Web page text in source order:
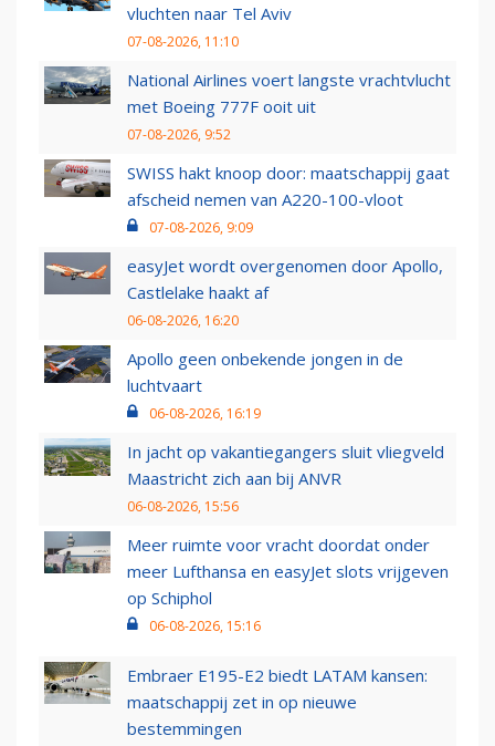
vluchten naar Tel Aviv
07-08-2026, 11:10
National Airlines voert langste vrachtvlucht
met Boeing 777F ooit uit
07-08-2026, 9:52
SWISS hakt knoop door: maatschappij gaat
afscheid nemen van A220-100-vloot
07-08-2026, 9:09
easyJet wordt overgenomen door Apollo,
Castlelake haakt af
06-08-2026, 16:20
Apollo geen onbekende jongen in de
luchtvaart
06-08-2026, 16:19
In jacht op vakantiegangers sluit vliegveld
Maastricht zich aan bij ANVR
06-08-2026, 15:56
Meer ruimte voor vracht doordat onder
meer Lufthansa en easyJet slots vrijgeven
op Schiphol
06-08-2026, 15:16
Embraer E195-E2 biedt LATAM kansen:
maatschappij zet in op nieuwe
bestemmingen